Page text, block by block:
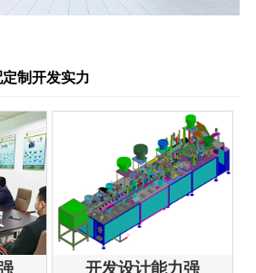
制开发实力
开发设计能力强